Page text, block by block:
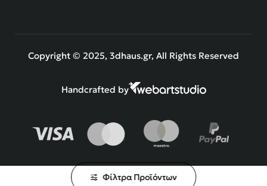
Copyright © 2025, 3dhaus.gr, All Rights Reserved
Handcrafted by
Φίλτρα Προϊόντων